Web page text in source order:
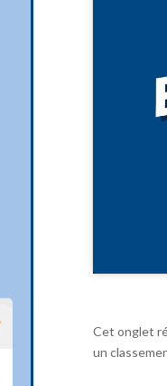
Cet onglet
un